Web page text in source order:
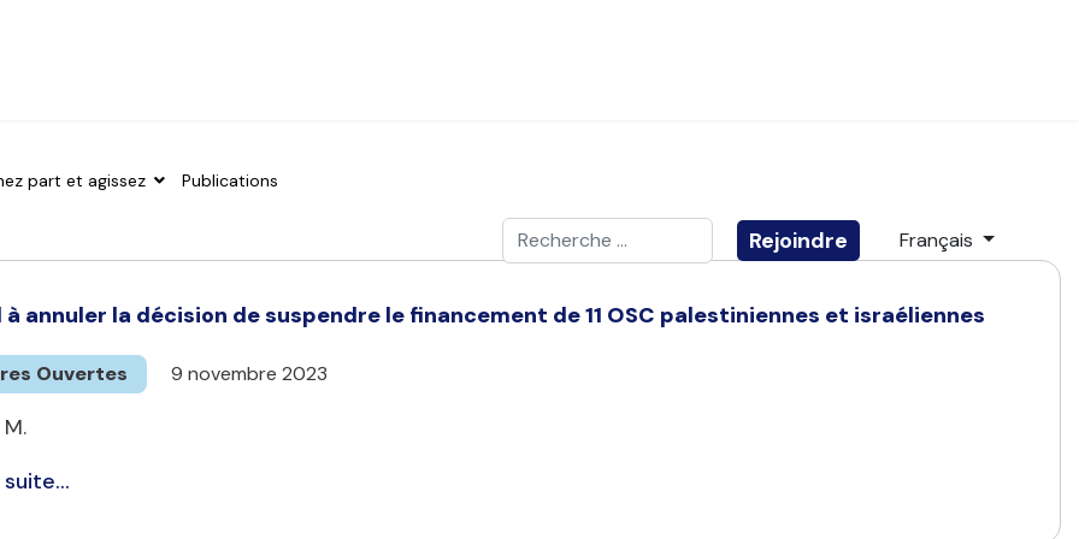
part et agissez Publications
Valider
Rejoindre Sélectionnez
Français
à annuler la décision de suspendre le financement de 11 OSC palestiniennes et israéliennes
Ouvertes 9 novembre 2023